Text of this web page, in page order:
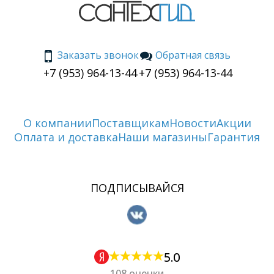
Заказать звонок
+7 (953) 964-13-44
Обратная связь
+7 (953) 964-13-44
О компанииПоставщикамНовостиАкции
Оплата и доставкаНаши магазиныГарантия
ПОДПИСЫВАЙСЯ
5.0